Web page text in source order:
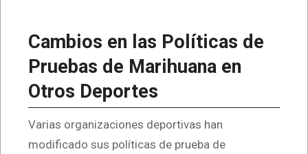
Cambios en las Políticas de
Pruebas de Marihuana en
Otros Deportes
Varias organizaciones deportivas han
modificado sus políticas de prueba de